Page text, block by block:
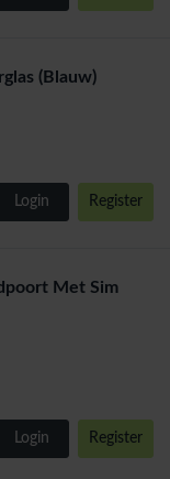
(Blauw)
Login Register
Met Sim
Login Register